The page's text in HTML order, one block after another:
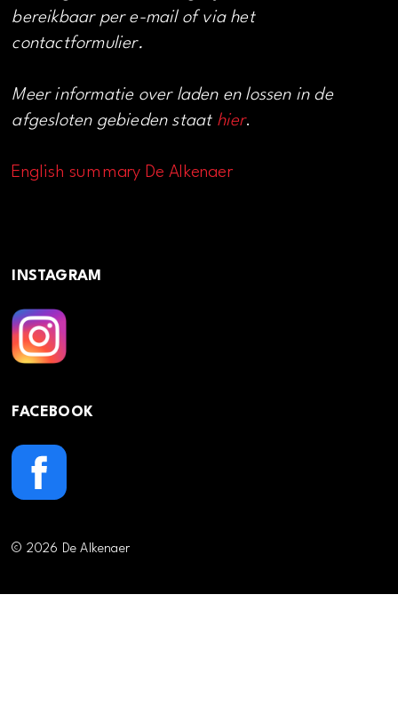
bereikbaar per e-mail of via het
contactformulier.
Meer informatie over laden en lossen in de
afgesloten gebieden staat hier.
English summary De Alkenaer
INSTAGRAM
FACEBOOK
© 2026 De Alkenaer